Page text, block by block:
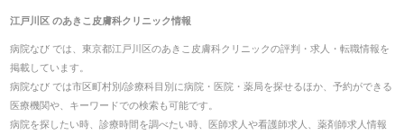
江戸川区のあきこ皮膚科クリニック情報
病院なび では、 東京都江戸川区のあきこ皮膚科クリニックの評判・求人・転職情報を
掲載しています。
病院なび では市区町村別/診療科目別に病院・医院・薬局を探せるほか、予約ができる
医療機関や、キーワードでの検索も可能です。
病院を探したい時、診療時間を調べたい時、医師求人や看護師求人、薬剤師求人情報